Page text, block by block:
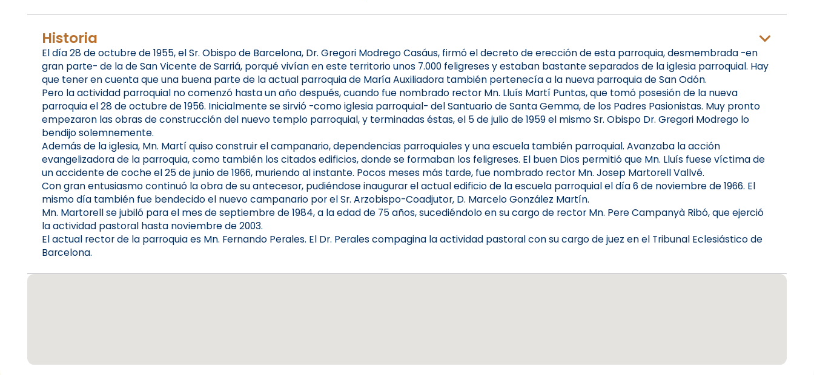
Historia
El día 28 de octubre de 1955, el Sr. Obispo de Barcelona, Dr. Gregori Modrego Casáus, firmó el decreto de erección de esta parroquia, desmembrada -en
gran parte- de la de San Vicente de Sarriá, porqué vivían en este territorio unos 7.000 feligreses y estaban bastante separados de la iglesia parroquial. Hay
que tener en cuenta que una buena parte de la actual parroquia de María Auxiliadora también pertenecía a la nueva parroquia de San Odón.
Pero la actividad parroquial no comenzó hasta un año después, cuando fue nombrado rector Mn. Lluís Martí Puntas, que tomó posesión de la nueva
parroquia el 28 de octubre de 1956. Inicialmente se sirvió -como iglesia parroquial- del Santuario de Santa Gemma, de los Padres Pasionistas. Muy pronto
empezaron las obras de construcción del nuevo templo parroquial, y terminadas éstas, el 5 de julio de 1959 el mismo Sr. Obispo Dr. Gregori Modrego lo
bendijo solemnemente.
Además de la iglesia, Mn. Martí quiso construir el campanario, dependencias parroquiales y una escuela también parroquial. Avanzaba la acción
evangelizadora de la parroquia, como también los citados edificios, donde se formaban los feligreses. El buen Dios permitió que Mn. Lluís fuese víctima de
un accidente de coche el 25 de junio de 1966, muriendo al instante. Pocos meses más tarde, fue nombrado rector Mn. Josep Martorell Vallvé.
Con gran entusiasmo continuó la obra de su antecesor, pudiéndose inaugurar el actual edificio de la escuela parroquial el día 6 de noviembre de 1966. El
mismo día también fue bendecido el nuevo campanario por el Sr. Arzobispo-Coadjutor, D. Marcelo González Martín.
Mn. Martorell se jubiló para el mes de septiembre de 1984, a la edad de 75 años, sucediéndolo en su cargo de rector Mn. Pere Campanyà Ribó, que ejerció
la actividad pastoral hasta noviembre de 2003.
El actual rector de la parroquia es Mn. Fernando Perales. El Dr. Perales compagina la actividad pastoral con su cargo de juez en el Tribunal Eclesiástico de
Barcelona.